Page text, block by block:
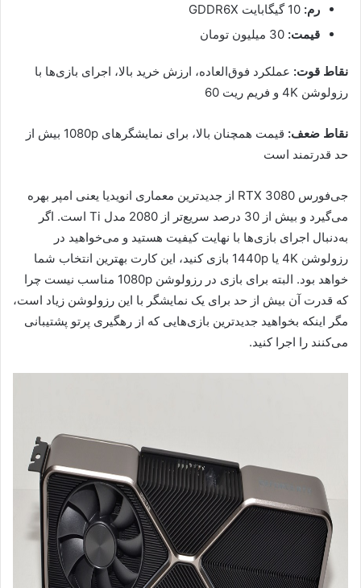
رم:
قیمت:
نقاط قوت: عملکرد فوق‌العاده، ارزش خرید بالا، اجرای بازی‌ها با
رزولوشن 4K و فریم ریت 60
نقاط ضعف:
قیمت همچنان بالا، برای نمایشگرهای 1080p بیش از
حد قدرتمند است
جی‌فورس RTX 3080 از جدیدترین معماری انویدیا یعنی امپر بهره
می‌گیرد و بیش از 30 درصد سریع‌تر از 2080 مدل Ti است. اگر
به‌دنبال اجرای بازی‌ها با نهایت کیفیت هستید و می‌خواهید در
رزولوشن 4K یا 1440p بازی کنید، این کارت بهترین انتخاب شما
خواهد بود. البته برای بازی در رزولوشن 1080p مناسب نیست چرا
که قدرت آن بیش از حد برای یک نمایشگر با این رزولوشن زیاد است،
مگر اینکه بخواهید جدیدترین بازی‌هایی که از رهگیری پرتو پشتیبانی
می‌کنند را اجرا کنید.